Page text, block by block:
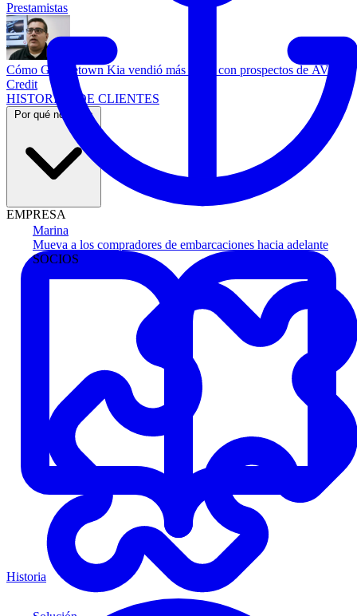
Marina
Mueva a los compradores de embarcaciones hacia adelante
SOCIOS
Prestamistas
Cómo Georgetown Kia vendió más autos con prospectos de AVA
Credit
HISTORIAS DE CLIENTES
Por qué nosotros
EMPRESA
Historia